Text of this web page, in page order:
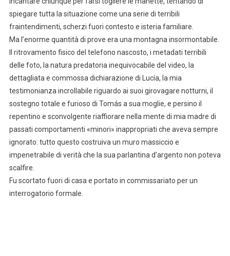
spiegare tutta la situazione come una serie di terribili
fraintendimenti, scherzi fuori contesto e isteria familiare.
Ma l’enorme quantità di prove era una montagna insormontabile.
Il ritrovamento fisico del telefono nascosto, i metadati terribili
delle foto, la natura predatoria inequivocabile del video, la
dettagliata e commossa dichiarazione di Lucía, la mia
testimonianza incrollabile riguardo ai suoi girovagare notturni, il
sostegno totale e furioso di Tomás a sua moglie, e persino il
repentino e sconvolgente riaffiorare nella mente di mia madre di
passati comportamenti «minori» inappropriati che aveva sempre
ignorato: tutto questo costruiva un muro massiccio e
impenetrabile di verità che la sua parlantina d’argento non poteva
scalfire.
Fu scortato fuori di casa e portato in commissariato per un
interrogatorio formale.